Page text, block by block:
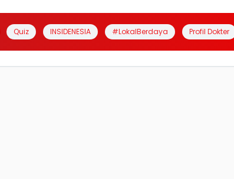
Quiz INSIDENESIA #LokalBerdaya Profil Dokter